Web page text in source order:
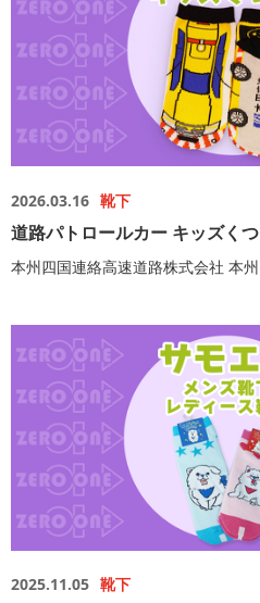
2026.03.16 靴下
道路パトロールカー キッズく
本州四国連絡高速道路株式会社 本
2025.11.05 靴下